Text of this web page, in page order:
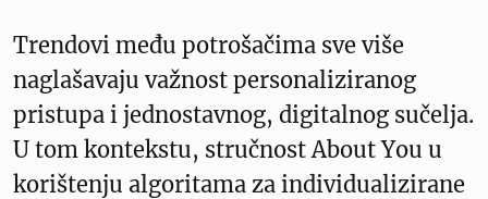
Trendovi među potrošačima sve više
naglašavaju važnost personaliziranog
pristupa i jednostavnog, digitalnog sučelja.
U tom kontekstu, stručnost About You u
korištenju algoritama za individualizirane